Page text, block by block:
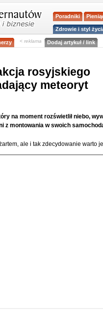
Poradniki
Zdrowie i styl
< reklama Dodaj artykuł / link
rosyjskiego
meteoryt
na moment rozświetlił niebo,
z montowania w swoich
ale i tak zdecydowanie warto